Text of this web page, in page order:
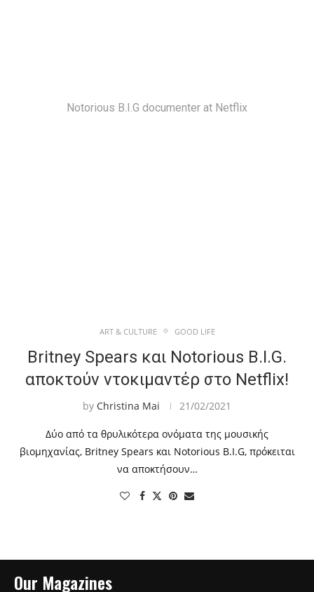
Notorious B.I.G documenter at Netflix
ART & CULTURE GOOD LIFE
Britney Spears και Notorious B.I.G.
αποκτούν ντοκιμαντέρ στο Netflix!
by Christina Mai 21/02/2021
Δύο από τα θρυλικότερα ονόματα της μουσικής
βιομηχανίας, Britney Spears και Notorious B.I.G, πρόκειται
να αποκτήσουν…
Our Magazines